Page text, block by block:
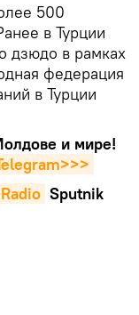
500
в Турции
дзюдо в рамках
федерация
в Турции
и мире!
Radio Sputnik